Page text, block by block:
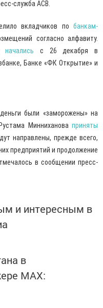
служба АСВ.
вкладчиков по банкам-
согласно алфавиту.
начались с 26 декабря в
Банке «ФК Открытие» и
были «заморожены» на
Рустама Минниханова приняты
направлены, прежде всего,
предприятий и продолжение
в сообщении пресс-
и интересным в
в
MАХ: